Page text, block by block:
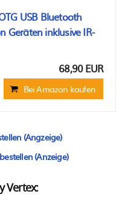
USB Bluetooth
Geräten inklusive IR-
68,90 EUR
Bei Amazon kaufen
(Angzeige)
(Anzeige)
Vertex: